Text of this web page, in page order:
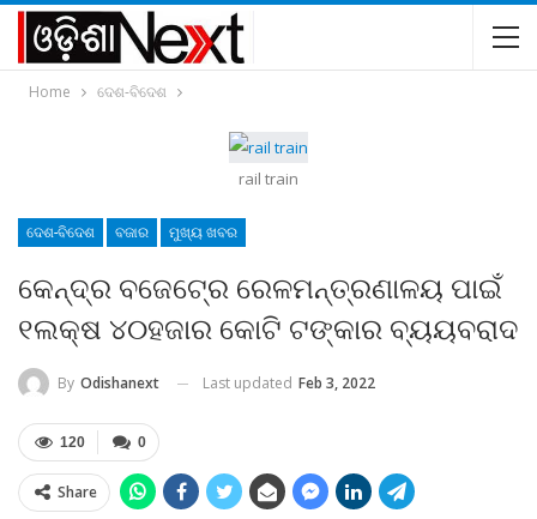
Home ଦେଶ-ବିଦେଶ
rail train
ଦେଶ-ବିଦେଶ ବଜାର ମୁଖ୍ୟ ଖବର
କେନ୍ଦ୍ର ବଜେଟ୍‍ରେ ରେଳମନ୍ତ୍ରଣାଳୟ ପାଇଁ
୧ଲକ୍ଷ ୪୦ହଜାର କୋଟି ଟଙ୍କାର ବ୍ୟୟବରାଦ
By Odishanext Last updated Feb 3, 2022
0
120
Share